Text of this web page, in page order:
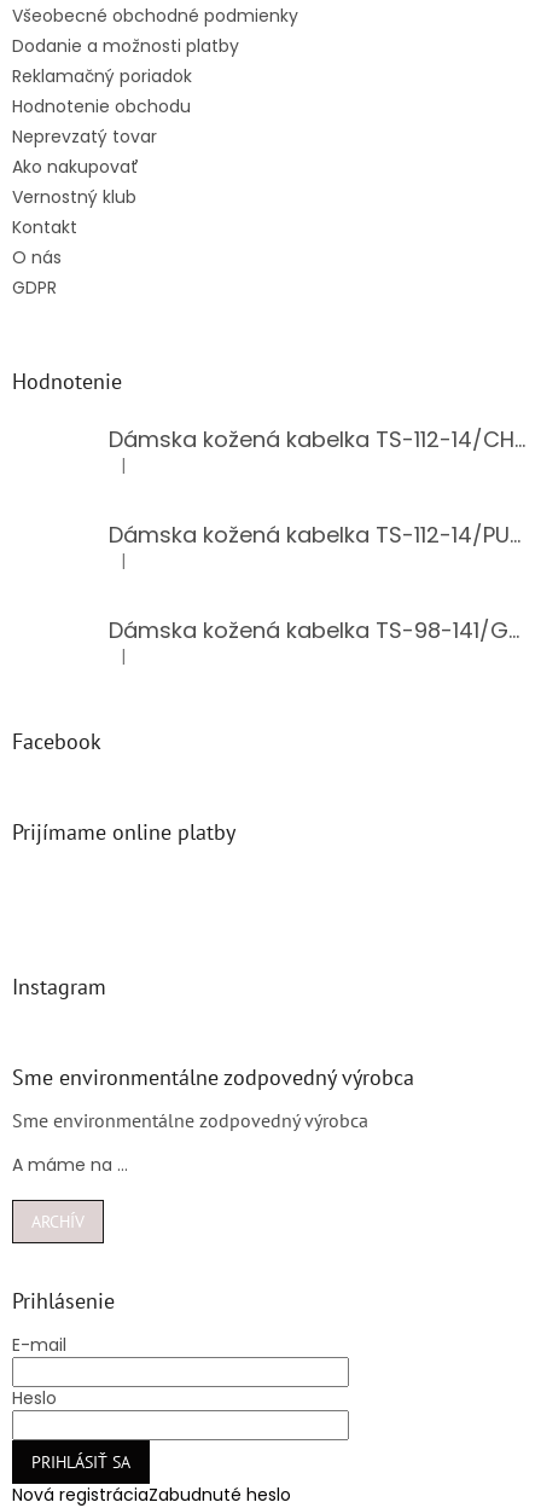
Všeobecné obchodné podmienky
Dodanie a možnosti platby
Reklamačný poriadok
Hodnotenie obchodu
Neprevzatý tovar
Ako nakupovať
Vernostný klub
Kontakt
O nás
GDPR
Hodnotenie
Dámska kožená kabelka TS-112-14/CHOCO
Hodnotenie produktu je 5 z 5 hviezdičiek.
|
Dámska kožená kabelka TS-112-14/PUDER
Hodnotenie produktu je 5 z 5 hviezdičiek.
|
Dámska kožená kabelka TS-98-141/GOLD
Hodnotenie produktu je 5 z 5 hviezdičiek.
|
Facebook
Prijímame online platby
Instagram
Sme environmentálne zodpovedný výrobca
Sme environmentálne zodpovedný výrobca
A máme na ...
ARCHÍV
Prihlásenie
E-mail
Heslo
PRIHLÁSIŤ SA
Nová registráciaZabudnuté heslo